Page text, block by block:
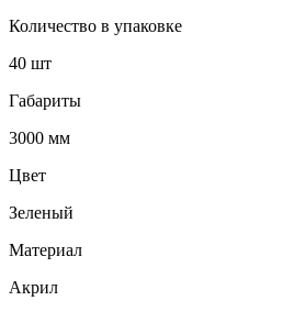
Количество в упаковке
40 шт
Габариты
3000 мм
Цвет
Зеленый
Материал
Акрил